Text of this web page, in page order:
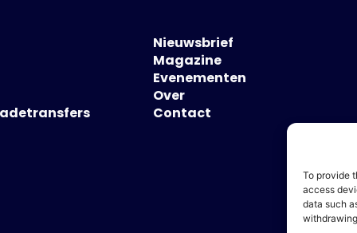
To provide
access
data such
Nieuwsbrief
Magazine
Evenementen
Over
Contact